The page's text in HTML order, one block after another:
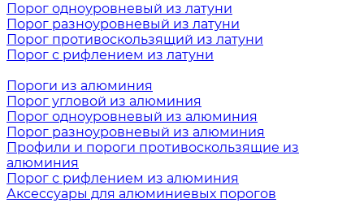
Порог одноуровневый из латуни
Порог разноуровневый из латуни
Порог противоскользящий из латуни
Порог с рифлением из латуни
Пороги из алюминия
Порог угловой из алюминия
Порог одноуровневый из алюминия
Порог разноуровневый из алюминия
Профили и пороги противоскользящие из
алюминия
Порог с рифлением из алюминия
Аксессуары для алюминиевых порогов